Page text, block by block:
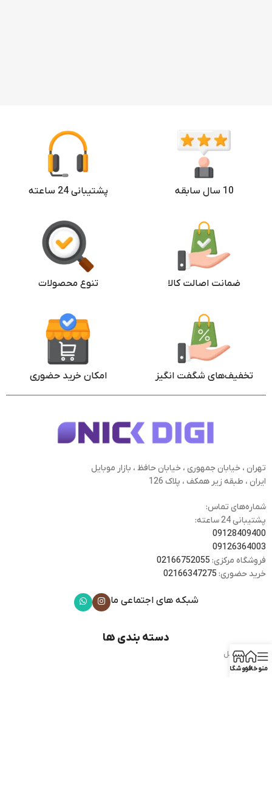
10 سال سابقه پشتیبانی 24 ساعته
ضمانت اصالت کالا تنوع محصولات
تخفیف‌های شگفت انگیز امکان خرید حضوری
تهران ، خیابان جمهوری ، خیابان حافظ ، بازار موبایل
ایران ، طبقه زیر همکف ، پلاک 126
شماره‌های تماس:
پشتیبانی 24 ساعته:
09128409400
09126364003
فروشگاه مرکزی: 02166752055
خرید حضوری: 02166347275
شبکه های اجتماعی ما
دسته بندی ها
گوشی موبایل
هدفون
منوخانهفروشگاه